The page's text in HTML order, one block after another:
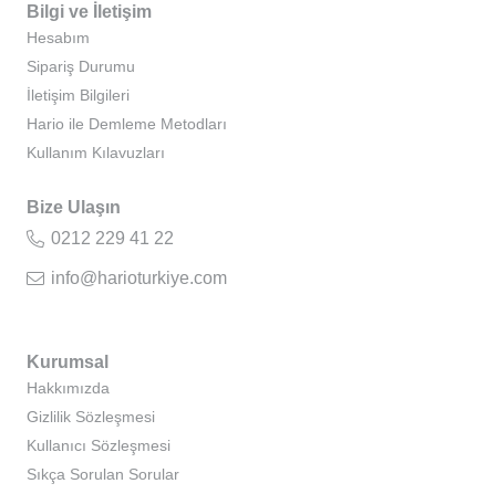
Bilgi ve İletişim
Hesabım
Sipariş Durumu
İletişim Bilgileri
Hario ile Demleme Metodları
Kullanım Kılavuzları
Bize Ulaşın
0212 229 41 22
info@harioturkiye.com
Kurumsal
Hakkımızda
Gizlilik Sözleşmesi
Kullanıcı Sözleşmesi
Sıkça Sorulan Sorular